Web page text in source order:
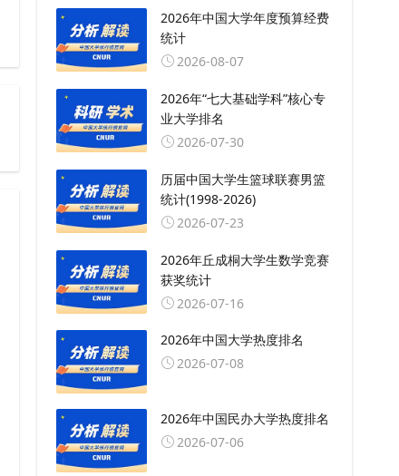
2026年中国大学年度预算经费
统计
2026-08-07
2026年“七大基础学科”核心专
业大学排名
2026-07-30
历届中国大学生篮球联赛男篮
统计(1998-2026)
2026-07-23
2026年丘成桐大学生数学竞赛
获奖统计
2026-07-16
2026年中国大学热度排名
2026-07-08
2026年中国民办大学热度排名
2026-07-06